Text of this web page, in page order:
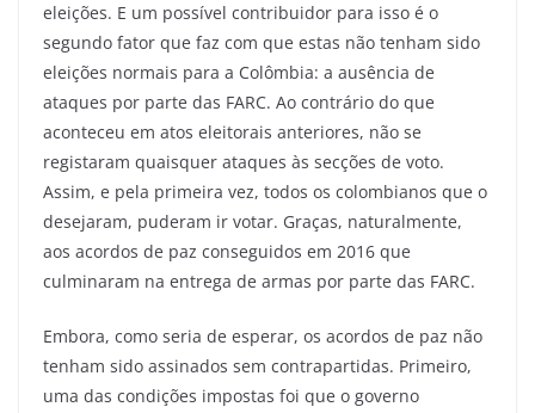
eleições. E um possível contribuidor para isso é o
segundo fator que faz com que estas não tenham sido
eleições normais para a Colômbia: a ausência de
ataques por parte das FARC. Ao contrário do que
aconteceu em atos eleitorais anteriores, não se
registaram quaisquer ataques às secções de voto.
Assim, e pela primeira vez, todos os colombianos que o
desejaram, puderam ir votar. Graças, naturalmente,
aos acordos de paz conseguidos em 2016 que
culminaram na entrega de armas por parte das FARC.
Embora, como seria de esperar, os acordos de paz não
tenham sido assinados sem contrapartidas. Primeiro,
uma das condições impostas foi que o governo